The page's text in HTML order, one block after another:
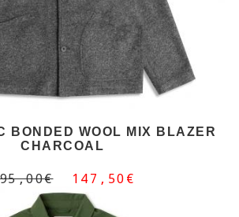
BONDED WOOL MIX BLAZER
CHARCOAL
147,50€